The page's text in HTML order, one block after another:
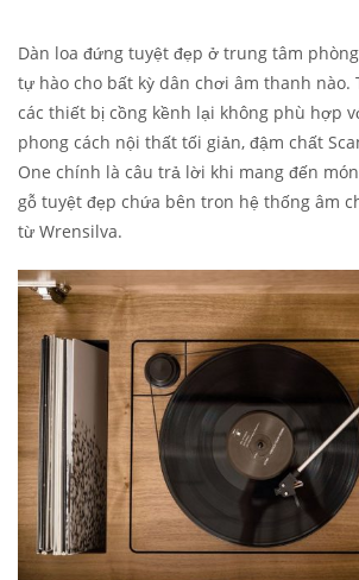
Dàn loa đứng tuyệt đẹp ở trung tâm
tự hào cho bất kỳ dân chơi âm thanh nào.
các thiết bị cồng kềnh lại không phù hợp
phong cách nội thất tối giản, đậm chất
One chính là câu trả lời khi mang đến
gỗ tuyệt đẹp chứa bên tron hệ thống âm
từ Wrensilva.